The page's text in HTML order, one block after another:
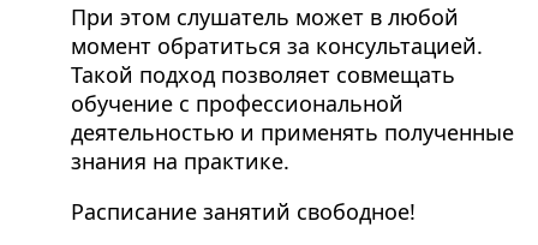
При этом слушатель может в любой
момент обратиться за консультацией.
Такой подход позволяет совмещать
обучение с профессиональной
деятельностью и применять полученные
знания на практике.
Расписание занятий свободное!